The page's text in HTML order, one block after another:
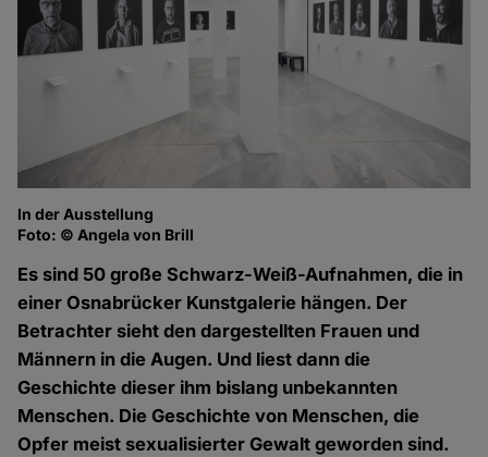
In der Ausstellung
Foto: © Angela von Brill
Es sind 50 große Schwarz-Weiß-Aufnahmen, die in
einer Osnabrücker Kunstgalerie hängen. Der
Betrachter sieht den dargestellten Frauen und
Männern in die Augen. Und liest dann die
Geschichte dieser ihm bislang unbekannten
Menschen. Die Geschichte von Menschen, die
Opfer meist sexualisierter Gewalt geworden sind.